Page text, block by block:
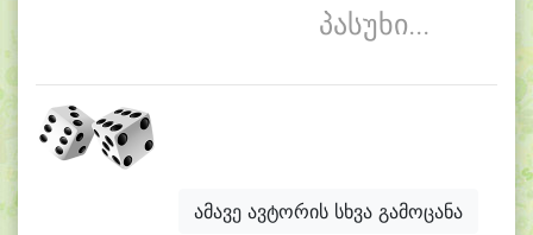
პასუხი...
ამავე ავტორის სხვა გამოცანა